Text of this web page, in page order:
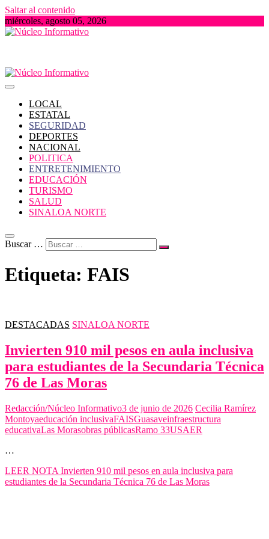
Saltar al contenido
miércoles, agosto 05, 2026
LOCAL
ESTATAL
SEGURIDAD
DEPORTES
NACIONAL
POLITICA
ENTRETENIMIENTO
EDUCACIÓN
TURISMO
SALUD
SINALOA NORTE
Buscar …
Etiqueta: FAIS
DESTACADAS SINALOA NORTE
Invierten 910 mil pesos en aula inclusiva
para estudiantes de la Secundaria Técnica
76 de Las Moras
Redacción/Núcleo Informativo3 de junio de 2026 Cecilia Ramírez
Montoyaeducación inclusivaFAISGuasaveinfraestructura
educativaLas Morasobras públicasRamo 33USAER
…
LEER NOTA Invierten 910 mil pesos en aula inclusiva para
estudiantes de la Secundaria Técnica 76 de Las Moras